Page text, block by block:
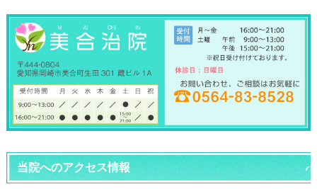
当院へのアクセス情報